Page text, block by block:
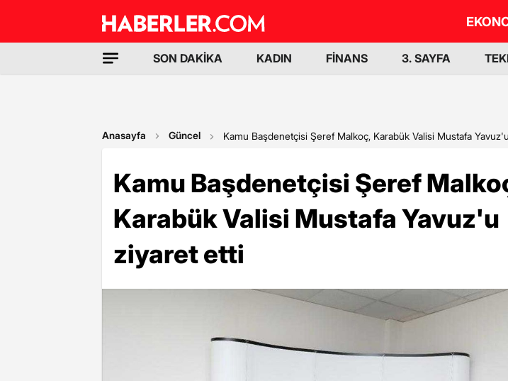
SON DAKİKA KADIN FİNANS 3. SAYFA
Anasayfa Güncel Kamu Başdenetçisi Şeref Malkoç, Karabük Valisi Mustafa
Kamu Başdenetçisi Şeref
Karabük Valisi Mustafa Yavuz'u
ziyaret etti